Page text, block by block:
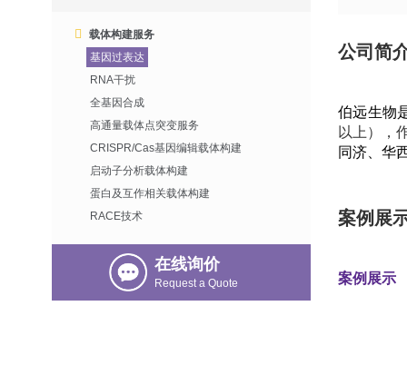
载体构建服务
基因过表达
RNA干扰
全基因合成
高通量载体点突变服务
CRISPR/Cas基因编辑载体构建
启动子分析载体构建
蛋白及互作相关载体构建
RACE技术
在线询价
Request a Quote
公司简
伯远生物
以上），
同济、华
案例展
案例展示